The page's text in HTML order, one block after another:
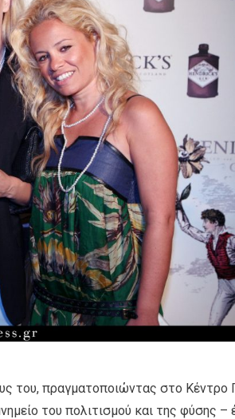
του, πραγματοποιώντας στο Κέντρο
του πολιτισμού και της φύσης –